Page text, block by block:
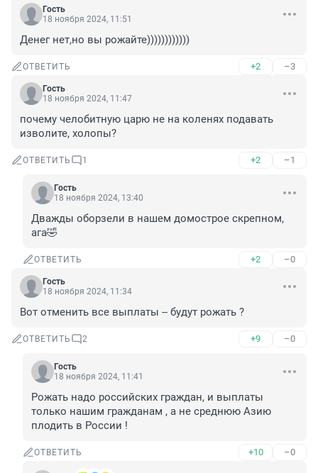
Гость
18 ноября 2024, 11:51
Денег нет,но вы рожайте))))))))))))
ОТВЕТИТЬ +2 –3
Гость
18 ноября 2024, 11:47
почему челобитную царю не на коленях подавать
изволите, холопы?
ОТВЕТИТЬ 1 +2 –1
Гость
18 ноября 2024, 13:40
Дважды оборзели в нашем домострое скрепном,
ага🤣
ОТВЕТИТЬ +2 –0
Гость
18 ноября 2024, 11:34
Вот отменить все выплаты -- будут рожать ?
ОТВЕТИТЬ 2 +9 –0
Гость
18 ноября 2024, 11:41
Рожать надо российских граждан, и выплаты
только нашим гражданам , а не среднюю Азию
плодить в России !
ОТВЕТИТЬ +10 –0